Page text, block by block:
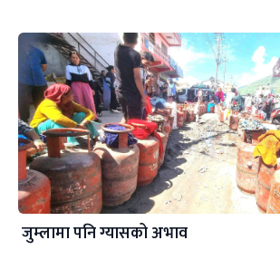
जुम्लामा पनि ग्यासको अभाव